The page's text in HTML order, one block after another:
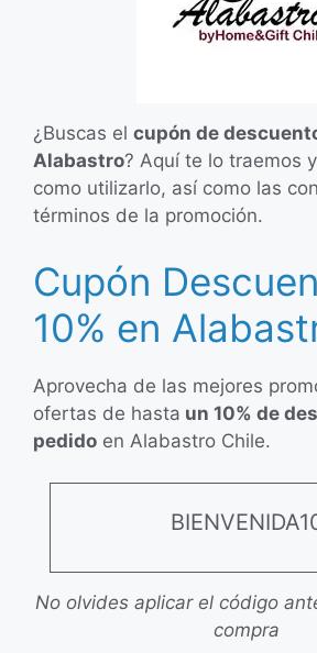
¿Buscas el cupón de
Alabastro? Aquí te lo traemos
como utilizarlo, así como las
términos de la promoción.
Cupón
10% en
Aprovecha de las mejores
ofertas de hasta un 10% de
pedido en Alabastro Chile.
No olvides aplicar el código
compra